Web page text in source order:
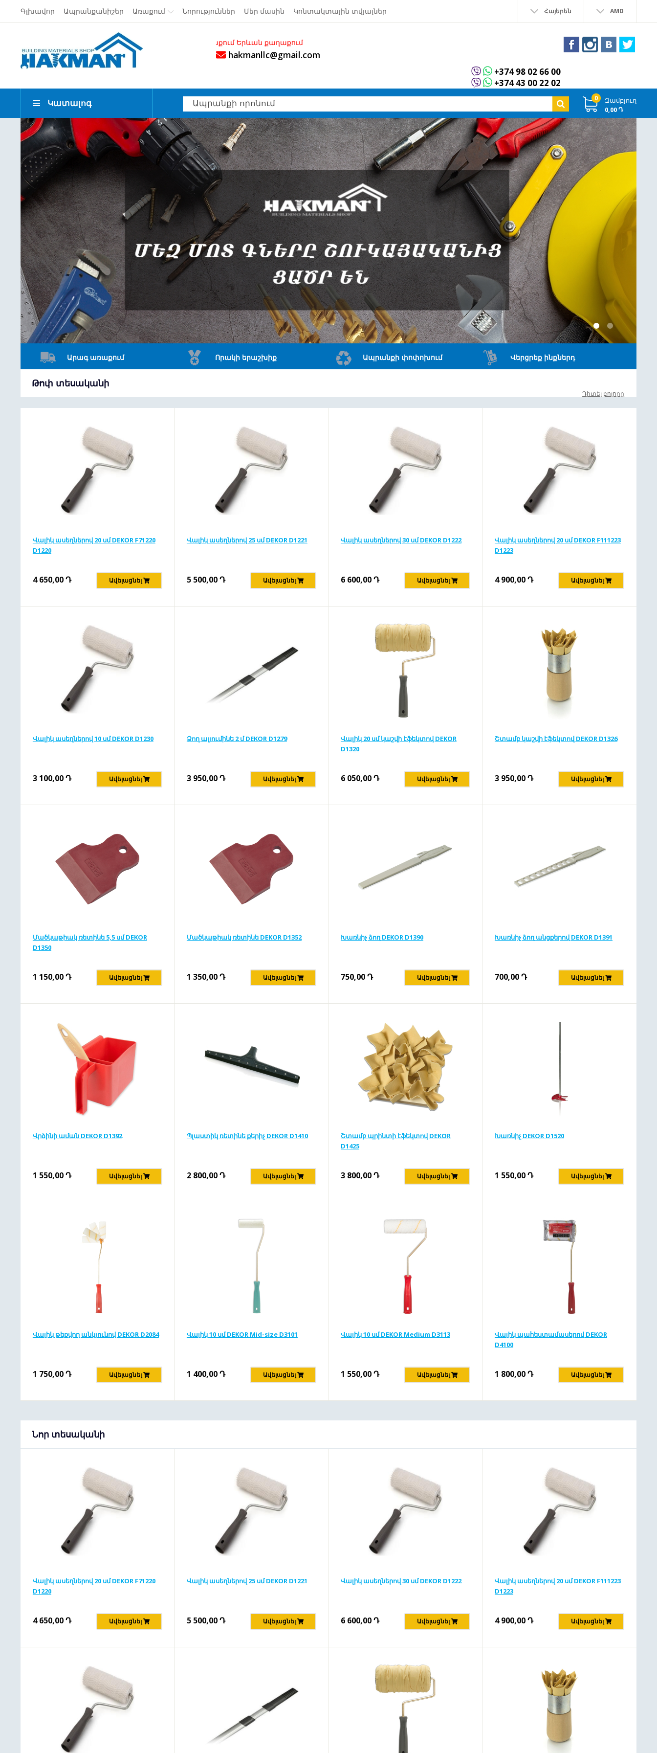
Գլխավոր Ապրանքանիշեր Առաքում Նորություններ Մեր մասին Կոնտակտային տվյալներ Հայերեն AMD
Անվճար առաքում Երևան քաղաքում
hakmanllc@gmail.com
+374 98 02 66 00
+374 43 00 22 02
0
Զամբյուղ
0,00 Դ
Կատալոգ
Արագ առաքում Որակի երաշխիք Ապրանքի փոփոխում Վերցրեք ինքներդ
Թոփ տեսականի
Վալիկ ասեղներով 20 սմ DEKOR F71220
D1220
4 650,00Դ Ավելացնել
Վալիկ ասեղներով 25 սմ DEKOR D1221
5 500,00Դ Ավելացնել
Վալիկ ասեղներով 30 սմ DEKOR D1222
6 600,00Դ Ավելացնել
Վալիկ ասեղներով 20 սմ DEKOR F111223
D1223
4 900,00Դ Ավելացնել
Վալիկ ասեղներով 10 սմ DEKOR D1230
3 100,00Դ Ավելացնել
Ձող ալյումինե 2 մ DEKOR D1279
3 950,00Դ Ավելացնել
Վալիկ 20 սմ կաշվի էֆեկտով DEKOR
D1320
6 050,00Դ Ավելացնել
Շտամբ կաշվի էֆեկտով DEKOR D1326
3 950,00Դ Ավելացնել
Մածկաթիակ ռետինե 5,5 սմ DEKOR
D1350
1 150,00Դ Ավելացնել
Մածկաթիակ ռետինե DEKOR D1352
1 350,00Դ Ավելացնել
Խառնիչ ձող DEKOR D1390
750,00Դ Ավելացնել
Խառնիչ ձող անցքերով DEKOR D1391
700,00Դ Ավելացնել
Վրձինի աման DEKOR D1392
1 550,00Դ Ավելացնել
Պլաստիկ ռետինե քերիչ DEKOR D1410
2 800,00Դ Ավելացնել
Շտամբ պրինտի էֆեկտով DEKOR
D1425
3 800,00Դ Ավելացնել
Խառնիչ DEKOR D1520
1 550,00Դ Ավելացնել
Վալիկ թեքվող անկյունով DEKOR D2084
1 750,00Դ Ավելացնել
Վալիկ 10 սմ DEKOR Mid-size D3101
1 400,00Դ Ավելացնել
Վալիկ 10 սմ DEKOR Medium D3113
1 550,00Դ Ավելացնել
Վալիկ պահեստամասերով DEKOR
D4100
1 800,00Դ Ավելացնել
Դիտել բոլորը
Նոր տեսականի
Վալիկ ասեղներով 20 սմ DEKOR F71220
D1220
4 650,00Դ Ավելացնել
Վալիկ ասեղներով 25 սմ DEKOR D1221
5 500,00Դ Ավելացնել
Վալիկ ասեղներով 30 սմ DEKOR D1222
6 600,00Դ Ավելացնել
Վալիկ ասեղներով 20 սմ DEKOR F111223
D1223
4 900,00Դ Ավելացնել